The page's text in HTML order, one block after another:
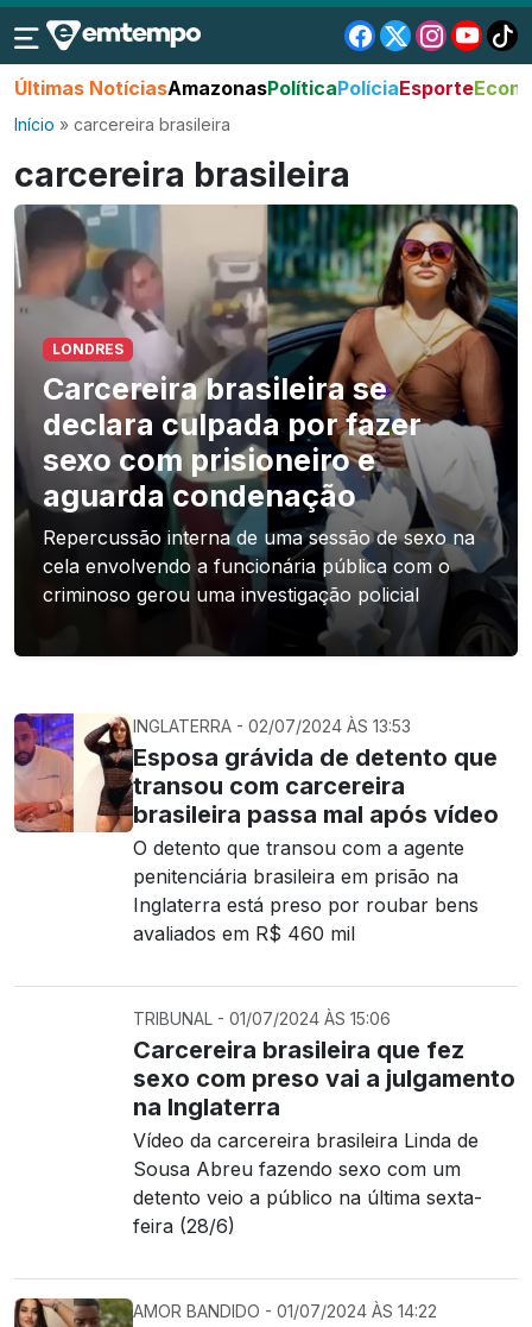
Últimas NotíciasAmazonasPolíticaPolíciaEsporte
Início » carcereira brasileira
carcereira brasileira
LONDRES
Carcereira brasileira se
declara culpada por fazer
sexo com prisioneiro e
aguarda condenação
Repercussão interna de uma sessão de sexo na
cela envolvendo a funcionária pública com o
criminoso gerou uma investigação policial
INGLATERRA - 02/07/2024 ÀS 13:53
Esposa grávida de detento que
transou com carcereira
brasileira passa mal após vídeo
O detento que transou com a agente
penitenciária brasileira em prisão na
Inglaterra está preso por roubar bens
avaliados em R$ 460 mil
TRIBUNAL - 01/07/2024 ÀS 15:06
Carcereira brasileira que fez
sexo com preso vai a julgamento
na Inglaterra
Vídeo da carcereira brasileira Linda de
Sousa Abreu fazendo sexo com um
detento veio a público na última sexta-
feira (28/6)
AMOR BANDIDO - 01/07/2024 ÀS 14:22